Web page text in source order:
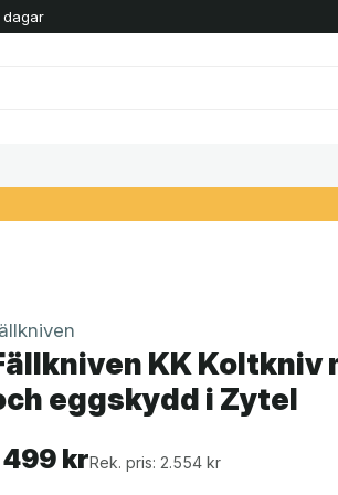
dagar
KK Koltkniv
eggskydd i Zytel
499 krRek. pris: 2.554 kr